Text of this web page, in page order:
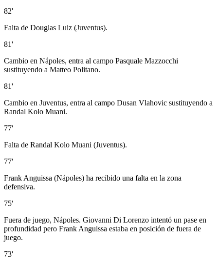
82'
Falta de Douglas Luiz (Juventus).
81'
Cambio en Nápoles, entra al campo Pasquale Mazzocchi
sustituyendo a Matteo Politano.
81'
Cambio en Juventus, entra al campo Dusan Vlahovic sustituyendo a
Randal Kolo Muani.
77'
Falta de Randal Kolo Muani (Juventus).
77'
Frank Anguissa (Nápoles) ha recibido una falta en la zona
defensiva.
75'
Fuera de juego, Nápoles. Giovanni Di Lorenzo intentó un pase en
profundidad pero Frank Anguissa estaba en posición de fuera de
juego.
73'